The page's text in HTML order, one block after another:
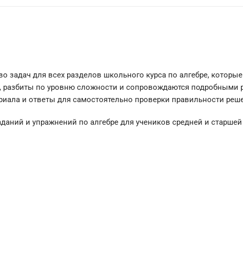
задач для всех разделов школьного курса по алгебре,
разбиты по уровню сложности и сопровождаются
и ответы для самостоятельно проверки правильности
и упражнений по алгебре для учеников средней и